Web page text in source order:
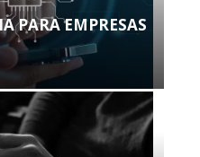
PARA EMPRESAS